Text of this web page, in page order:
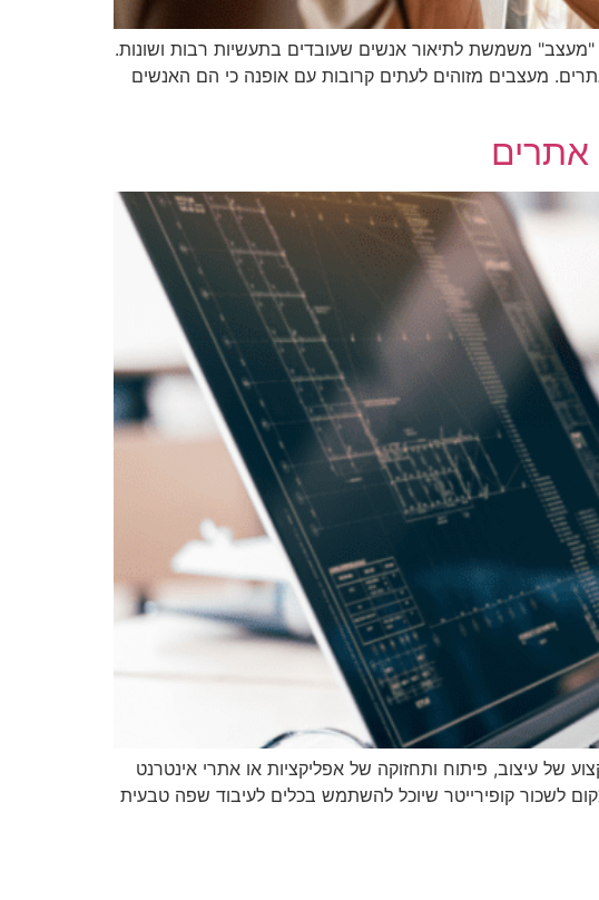
משמשת לתיאור אנשים שעובדים בתעשיות רבות ושונות.
מעצבים מזוהים לעתים קרובות עם אופנה כי הם האנשים
אתרים
של עיצוב, פיתוח ותחזוקה של אפליקציות או אתרי אינטרנט
לשכור קופירייטר שיוכל להשתמש בכלים לעיבוד שפה טבעית